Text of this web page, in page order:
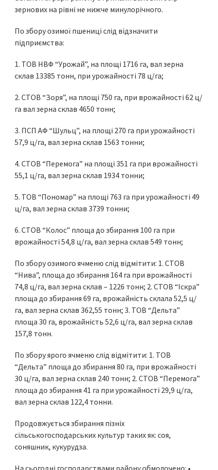
зернових на рівні не нижче минулорічного.
По збору озимої пшениці слід відзначити
підприємства:
1. ТОВ НВФ “Урожай”, на площі 1716 га, вал зерна
склав 13385 тонн, при урожайності 78 ц/га;
2. СТОВ “Зоря”, на площі 750 га, при врожайності 62 ц/
га вал зерна склав 4650 тонн;
3. ПСП АФ “Шульц”, на площі 270 га при урожайності
57,9 ц/га, вал зерна склав 1563 тонни;
4. СТОВ “Перемога” на площі 351 га при врожайності
55,1 ц/га, вал зерна склав 1934 тонни;
5. ТОВ “Пономар” на площі 763 га при урожайності 49
ц/га, вал зерна склав 3739 тонни;
6. СТОВ “Колос” площа до збирання 100 га при
врожайності 54,8 ц/га, вал зерна склав 549 тонн;
По збору озимого ячменю слід відмітити: 1. СТОВ
“Нива”, площа до збирання 164 га при врожайності
74,8 ц/га, вал зерна склав – 1226 тонн; 2. СТОВ “Іскра”
площа до збирання 69 га, врожайність склала 52,5 ц/
га, вал зерна склав 362,55 тонн; 3. ТОВ “Дельта”
площа 30 га, врожайність 52,6 ц/га, вал зерна склав
157,8 тонн.
По збору ярого ячменю слід відмітити: 1. ТОВ
“Дельта” площа до збирання 80 га, при врожайності
30 ц/га, вал зерна склав 240 тонн; 2. СТОВ “Перемога”
площа до збирання 41 га при урожайності 29,9 ц/га,
вал зерна склав 122,4 тонни.
Продовжується збирання пізніх
сільськогосподарських культур таких як: соя,
соняшник, кукурудза.
На сьогодні господарствами району обмолочено: •